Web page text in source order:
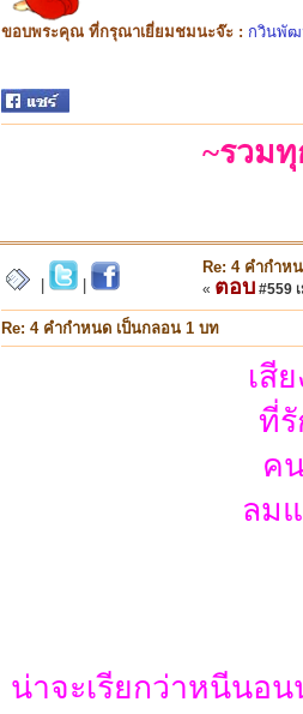
ขอบพระคุณ ที่กรุณาเยี่ยมชมนะจ๊ะ : กวินพั
~รวม
Re: 4 คำกำห
« ตอบ #559
Re: 4 คำกำหนด เป็นกลอน 1 บท
เสี
ที่
ค
ลม
น่าจะเรียกว่าหนีนอ